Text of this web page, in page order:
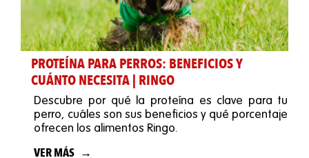
PROTEÍNA PARA PERROS: BENEFICIOS Y
CUÁNTO NECESITA | RINGO
Descubre por qué la proteína es clave para tu
perro, cuáles son sus beneficios y qué porcentaje
ofrecen los alimentos Ringo.
VER MÁS